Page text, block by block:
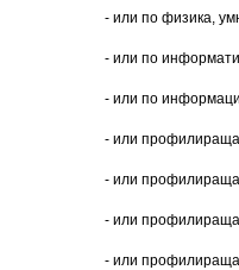
- или по физика,
- или по
- или по
- или
- или
- или
- или